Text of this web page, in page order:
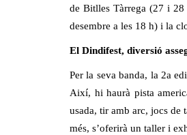
de Bitlles Tàrrega (27 i 28
desembre a les 18 h) i la
El Dindifest, diversió
Per la seva banda, la 2a
Així, hi haurà pista
usada, tir amb arc, jocs
més, s’oferirà un taller i